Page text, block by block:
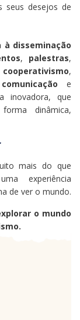
seus desejos de
disseminação
, palestras,
cooperativismo,
comunicação e
inovadora, que
dinâmica,
mais do que
experiência
de ver o mundo.
o mundo